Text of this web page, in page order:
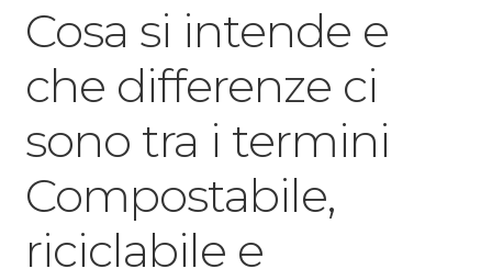
Cosa si intende e
che differenze ci
sono tra i termini
Compostabile,
riciclabile e